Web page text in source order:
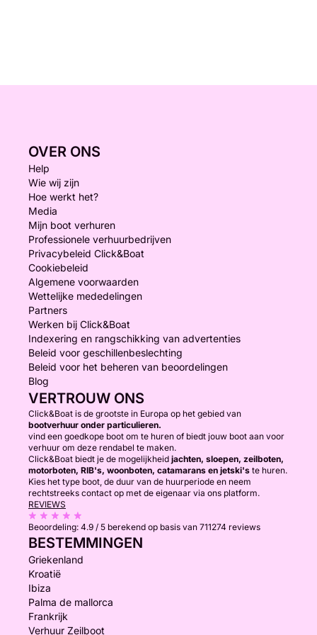
OVER ONS
Help
Wie wij zijn
Hoe werkt het?
Media
Mijn boot verhuren
Professionele verhuurbedrijven
Privacybeleid Click&Boat
Cookiebeleid
Algemene voorwaarden
Wettelijke mededelingen
Partners
Werken bij Click&Boat
Indexering en rangschikking van advertenties
Beleid voor geschillenbeslechting
Beleid voor het beheren van beoordelingen
Blog
VERTROUW ONS
Click&Boat is de grootste in Europa op het gebied van
bootverhuur onder particulieren.
vind een goedkope boot om te huren of biedt jouw boot aan voor
verhuur om deze rendabel te maken.
Click&Boat biedt je de mogelijkheid jachten, sloepen, zeilboten,
motorboten, RIB's, woonboten, catamarans en jetski's te huren.
Kies het type boot, de duur van de huurperiode en neem
rechtstreeks contact op met de eigenaar via ons platform.
REVIEWS
Beoordeling: 4.9 / 5 berekend op basis van 711274 reviews
BESTEMMINGEN
Griekenland
Kroatië
Ibiza
Palma de mallorca
Frankrijk
Verhuur Zeilboot